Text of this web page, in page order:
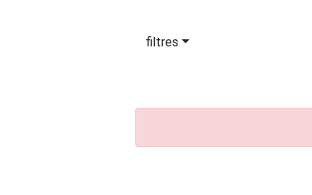
filtres